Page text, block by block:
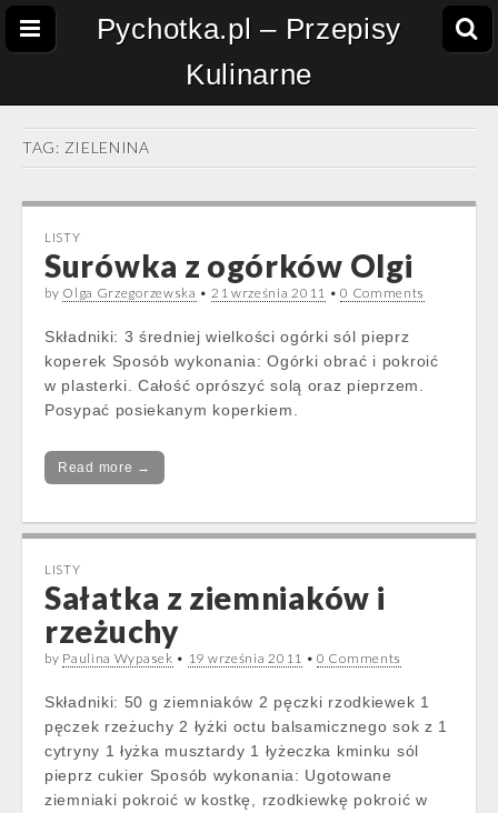
Pychotka.pl – Przepisy
Kulinarne
TAG: ZIELENINA
LISTY
Surówka z ogórków Olgi
by Olga Grzegorzewska • 21 września 2011 •0 Comments
Składniki: 3 średniej wielkości ogórki sól pieprz
koperek Sposób wykonania: Ogórki obrać i pokroić
w plasterki. Całość oprószyć solą oraz pieprzem.
Posypać posiekanym koperkiem.
Read more →
LISTY
Sałatka z ziemniaków i
rzeżuchy
by Paulina Wypasek • 19 września 2011 •0 Comments
Składniki: 50 g ziemniaków 2 pęczki rzodkiewek 1
pęczek rzeżuchy 2 łyżki octu balsamicznego sok z 1
cytryny 1 łyżka musztardy 1 łyżeczka kminku sól
pieprz cukier Sposób wykonania: Ugotowane
ziemniaki pokroić w kostkę, rzodkiewkę pokroić w